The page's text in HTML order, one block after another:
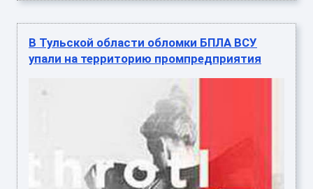
В Тульской области обломки БПЛА ВСУ
упали на территорию промпредприятия